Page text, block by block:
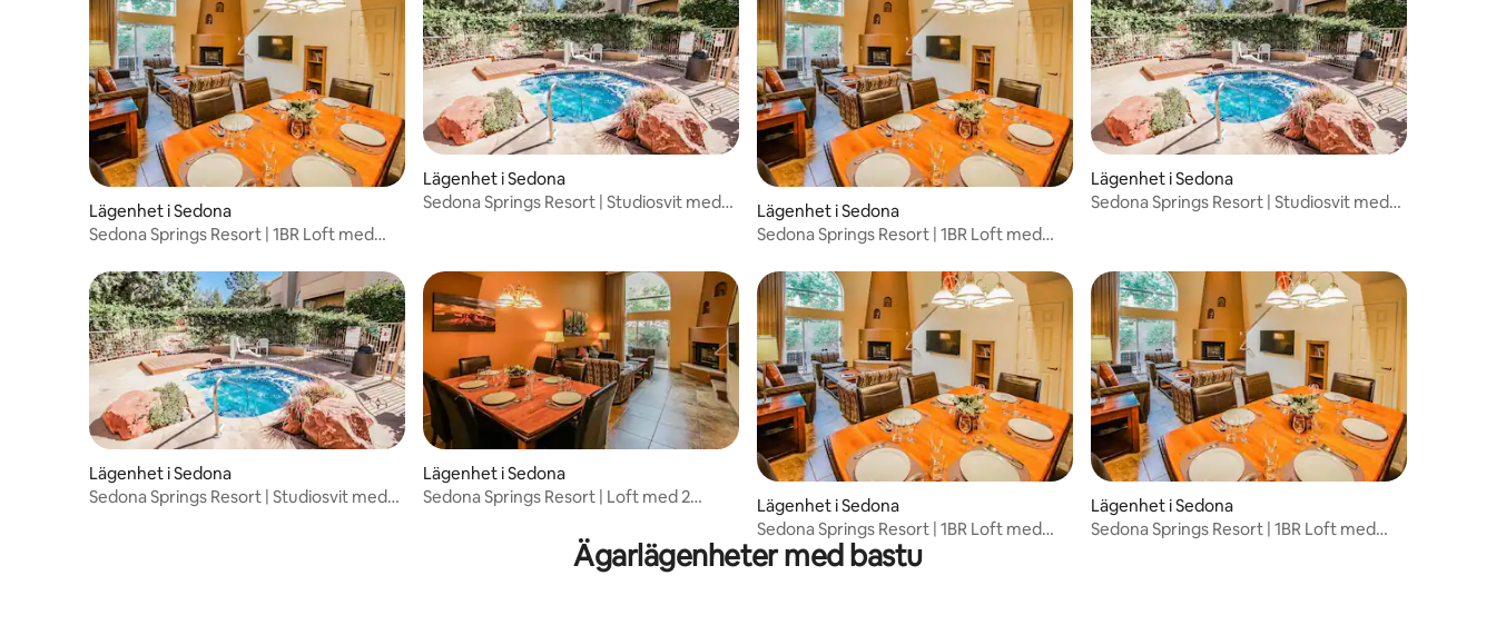
Lägenhet i Sedona
Sedona Springs Resort | 1BR Loft med
Lägenhet i Sedona
Sedona Springs Resort | Studiosvit med
Lägenhet i Sedona
Sedona Springs Resort | 1BR Loft med
Lägenhet i Sedona
Sedona Springs Resort | Studiosvit med
Lägenhet i Sedona
Sedona Springs Resort | Studiosvit med
Lägenhet i Sedona
Sedona Springs Resort | Loft med 2
Lägenhet i Sedona
Sedona Springs Resort | 1BR Loft med
balkong
Lägenhet i Sedona
Sedona Springs Resort | 1BR Loft med
Ägarlägenheter med bastu